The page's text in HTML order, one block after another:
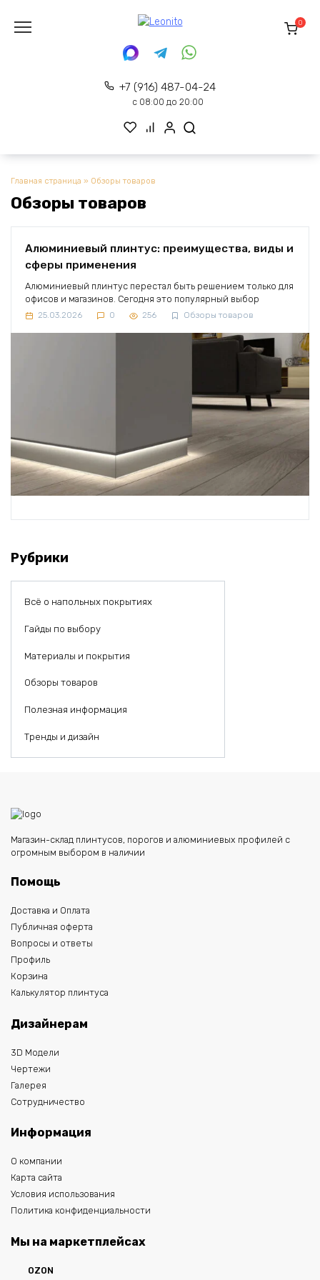
содержанию
+7 (916) 487-04-24
с 08:00 до 20:00
0
Главная страница » Обзоры товаров
Обзоры товаров
Алюминиевый плинтус: преимущества, виды и
сферы применения
Алюминиевый плинтус перестал быть решением только для
офисов и магазинов. Сегодня это популярный выбор
25.03.2026 0 256 Обзоры товаров
Рубрики
Всё о напольных покрытиях
Гайды по выбору
Материалы и покрытия
Обзоры товаров
Полезная информация
Тренды и дизайн
Магазин-склад плинтусов, порогов и алюминиевых профилей с
огромным выбором в наличии
Помощь
Доставка и Оплата
Публичная оферта
Вопросы и ответы
Профиль
Корзина
Калькулятор плинтуса
Дизайнерам
3D Модели
Чертежи
Галерея
Сотрудничество
Информация
О компании
Карта сайта
Условия использования
Политика конфиденциальности
Мы на маркетплейсах
OZON